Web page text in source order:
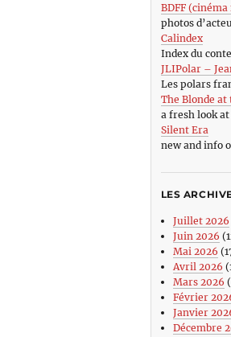
BDFF
photos
Calindex
Index du
JLIPolar –
Les polars
The Blonde at
a fresh look
Silent Era
new and info
LES
Juillet 2026
Juin 2026
Mai 2026
Avril 2026
Mars 2026
Février
Janvier
Décembre